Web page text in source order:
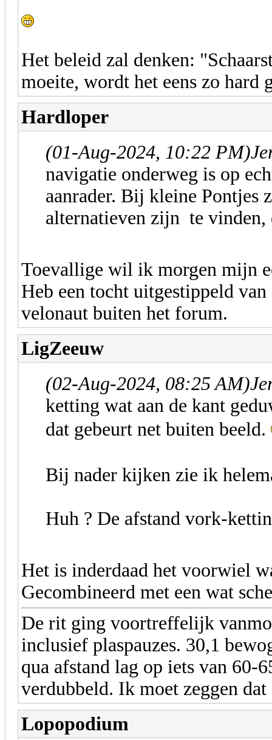
Het beleid zal denken:
moeite, wordt het eens zo hard
Hardloper
(01-Aug-2024, 10:22 PM)
navigatie onderweg is op
aanrader. Bij kleine Pontjes
alternatieven zijn te vinden,
Toevallige wil ik morgen mijn
Heb een tocht uitgestippeld
velonaut buiten het forum.
LigZeeuw
(02-Aug-2024, 08:25 AM)
ketting wat aan de kant
dat gebeurt net buiten beeld.
Bij nader kijken zie ik
Huh ? De afstand vork-
Het is inderdaad het voorwiel
Gecombineerd met een wat
De rit ging voortreffelijk
inclusief plaspauzes. 30,1
qua afstand lag op iets van 60-
verdubbeld. Ik moet zeggen
Lopopodium